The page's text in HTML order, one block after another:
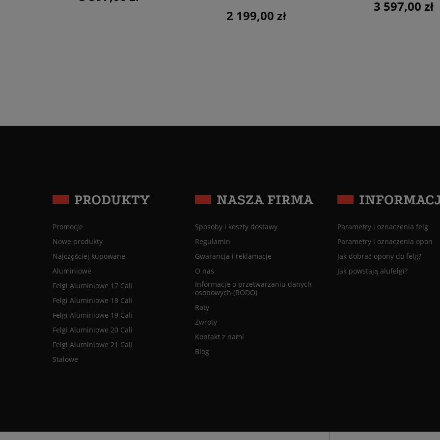
Cena
2 199,00 zł
Cena
3 597,00 zł
PRODUKTY
Promocje
Nowe produkty
Najczęściej kupowane
Aluminiowe
Felgi Aluminiowe 17 Cali
Felgi Aluminiowe 18 Cali
Felgi Aluminiowe 19 Cali
Felgi Aluminiowe 20 Cali
Felgi Aluminiowe 21 Cali
Stalowe
NASZA FIRMA
Sposoby i koszty dostawy
Regulamin
Gwarancja i reklamacje
O nas
Informacje o przetwarzaniu danych
osobowych (RODO)
Raty
Zwroty
Kontakt z nami
Blog
Parametry i oznaczenia felg
Parametry i oznaczenia opon
Jak dobrać opony do felg?
Jak powstają alufelgi?